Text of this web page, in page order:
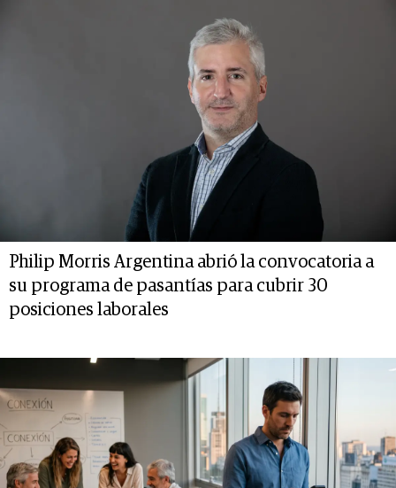
Philip Morris Argentina abrió la convocatoria a
su programa de pasantías para cubrir 30
posiciones laborales